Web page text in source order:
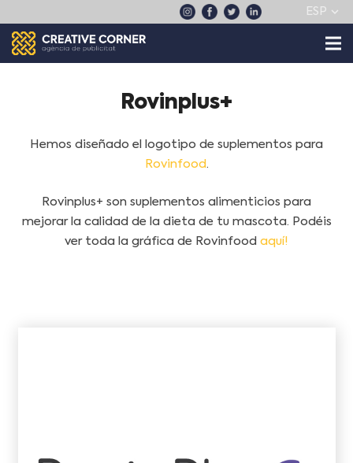
ESP
Rovinplus+
Hemos diseñado el logotipo de suplementos para
Rovinfood.
Rovinplus+ son suplementos alimenticios para
mejorar la calidad de la dieta de tu mascota. Podéis
ver toda la gráfica de Rovinfood aquí!